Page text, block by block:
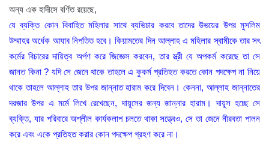
অন্য এক হাদীসে বর্ণিত রয়েছে,
যে ব্যক্তি কোন বিবাহিত মহিলার সাথে ব্যভিচার করবে তাদের উভয়ের উপর মুসলিম
উম্মাহর অর্ধেক আযাব নিপতিত হবে। কিয়ামতের দিন আল্লাহ এ মহিলার স্বামীকে তার সৎ
কর্মের বিচারের দায়িত্ব অর্পণ করে জিজ্ঞেস করবেন, তার স্ত্রী যে অপকর্ম করেছে তা সে
জানত কিনা ? যদি সে জেনে থাকে তাহলে এ কুকর্ম প্রতিহত করতে কোন পদক্ষেপ না নিয়ে
থাকে তাহলে আল্লাহ তার উপর জান্নাত হারাম করে দিবেন। কেননা, আল্লাহ জান্নাতের
দরজার উপর এ মর্মে লিখে রেখেছেন, দায়ূসের জন্য জান্নার হারাম। দায়ূস হচ্ছে সে
ব্যক্তি, যার পরিবারে অশ্লীল কার্যকলাপ চলতে থাকা সত্ত্বেও, সে তা জেনে নীরবতা পালন
করে এবং একে প্রতিহত করার কোন পদক্ষেপ গ্রহণ করে না।